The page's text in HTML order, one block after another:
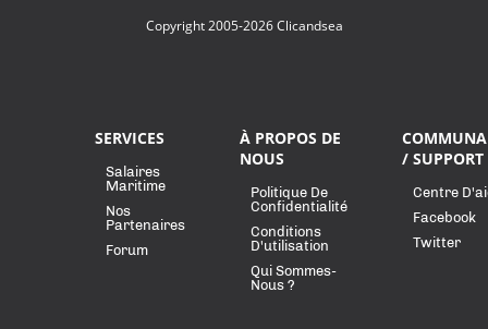
Copyright 2005-2026 Clicandsea
SERVICES
Salaires
Maritime
Nos
Partenaires
Forum
À PROPOS DE
NOUS
Politique De
Confidentialité
Conditions
D'utilisation
Qui Sommes-
Nous ?
/ SUPPORT
Centre
Facebook
Twitter